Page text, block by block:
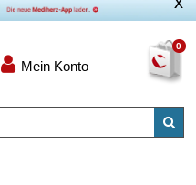
0
Mein Konto